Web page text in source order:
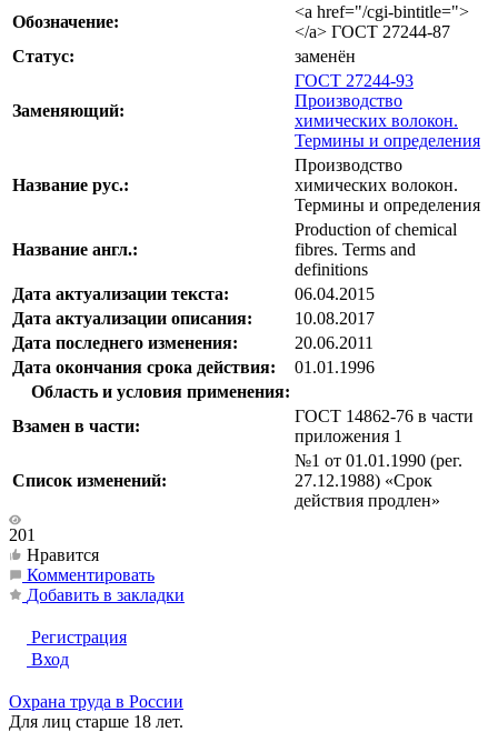
Обозначение:
<a href="/cgi-bintitle=">
</a> ГОСТ 27244-87
Статус:
заменён
Заменяющий:
ГОСТ 27244-93
Производство
химических волокон.
Термины и определения
Название рус.:
Производство
химических волокон.
Термины и определения
Название англ.:
Production of chemical
fibres. Terms and
definitions
Дата актуализации текста:
06.04.2015
Дата актуализации описания:
10.08.2017
Дата последнего изменения:
20.06.2011
Дата окончания срока действия:
01.01.1996
Область и условия применения:
Взамен в части:
ГОСТ 14862-76 в части
приложения 1
Список изменений:
№1 от 01.01.1990 (рег.
27.12.1988) «Срок
действия продлен»
201
Нравится
Комментировать
Добавить в закладки
Регистрация
Вход
Охрана труда в России
Для лиц старше 18 лет.